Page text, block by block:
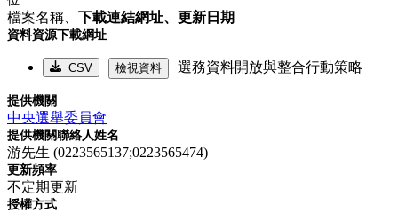
檔案名稱、 下載連結網址、 更新日期
資料資源下載網址
CSV 檢視資料 選務資料開放與整合行動策略
提供機關
中央選舉委員會
提供機關聯絡人姓名
游先生 (0223565137;0223565474)
更新頻率
不定期更新
授權方式